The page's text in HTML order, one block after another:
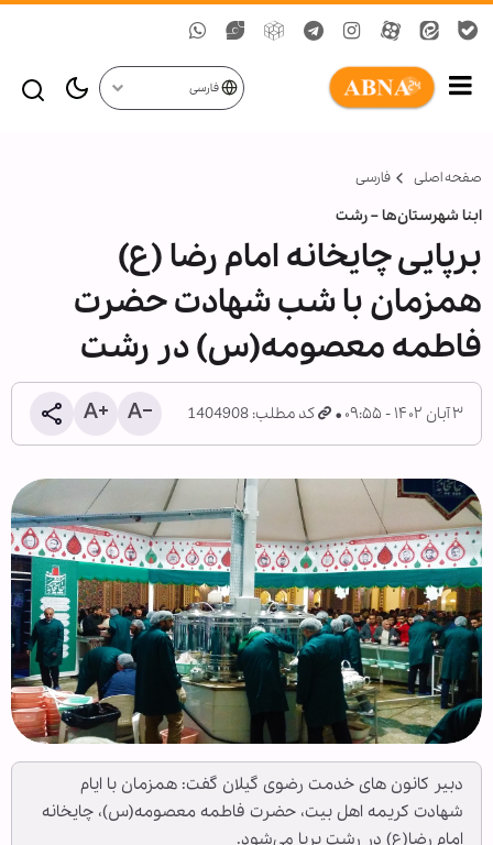
فارسی
صفحه اصلی فارسی
ابنا شهرستان‌ها – رشت
برپایی چایخانه امام رضا (ع)
همزمان با شب شهادت حضرت
فاطمه معصومه(س) در رشت
۳ آبان ۱۴۰۲ - ۰۹:۵۵ کد مطلب: 1404908
دبیر کانون های خدمت رضوی گیلان گفت: همزمان با ایام
شهادت کریمه اهل بیت، حضرت فاطمه معصومه(س)، چایخانه
امام رضا(ع) در رشت برپا می‌شود.